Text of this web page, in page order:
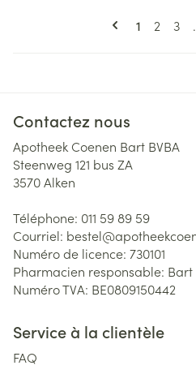
Vous
1 Page
2 Page
3
Contactez nous
Apotheek Coenen Bart BVBA
Steenweg 121 bus ZA
3570Alken
Téléphone: 011 59 89 59
Courriel: bestel@
Numéro de licence: 730101
Pharmacien responsable: Bart
Numéro TVA: BE0809150442
Service à la clientèle
FAQ